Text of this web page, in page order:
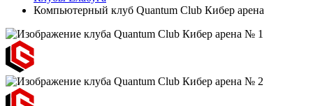
Компьютерный клуб Quantum Club Кибер арена